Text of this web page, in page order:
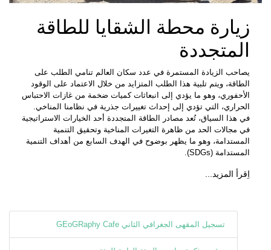
زيارة محطة الشقايا للطاقة
المتجددة
يصاحب الزيادة المستمرة في عدد سكان العالم تنامي الطلب على
الطاقة، ويتم تلبية هذا الطلب المتزايد من خلال الاعتماد على الوقود
الأحفوري، وهو ما يؤدي إلى انبعاثات كميات ضخمة من غازات الاحتباس
الحراري، التي تؤدي إلى إحداث تغييرات جذرية في نظامنا المناخي.
في هذا السياق، تُعد مصادر الطاقة المتجددة أحد الخيارات الاستراتيجية
في مجالات الحد من ظاهرة التغيرات المناخية وتحقيق التنمية
المستدامة، وهو ما يظهر بوضوح في الهدف السابع من أهداف التنمية
المستدامة (SDGs).
اِقرأ المزيد...
تسجيل المقهى الجغرافي الثاني GEoGRaphy Cafe